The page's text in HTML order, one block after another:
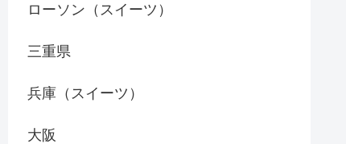
ローソン（スイーツ）
三重県
兵庫（スイーツ）
大阪